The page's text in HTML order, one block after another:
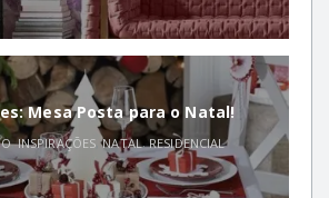
Mesa Posta para o Natal!
,INSPIRAÇÕES ,NATAL,RESIDENCIAL